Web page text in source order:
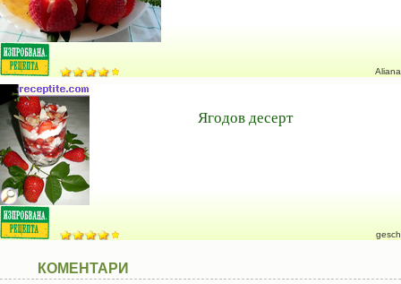
Aliana
Ягодов десерт
gesch
КОМЕНТАРИ